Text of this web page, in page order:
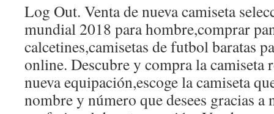
Log Out. Venta de nueva camiseta
mundial 2018 para hombre,comprar
calcetines,camisetas de futbol baratas
online. Descubre y compra la camiseta
nueva equipación,escoge la camiseta
nombre y número que desees gracias